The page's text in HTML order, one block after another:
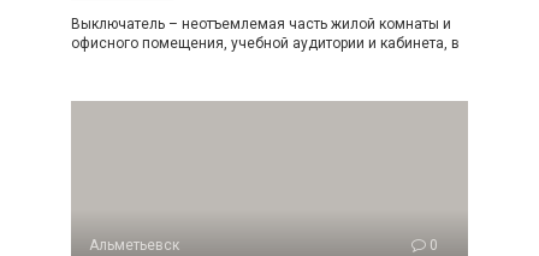
Выключатель – неотъемлемая часть жилой комнаты и
офисного помещения, учебной аудитории и кабинета, в
Альметьевск 0